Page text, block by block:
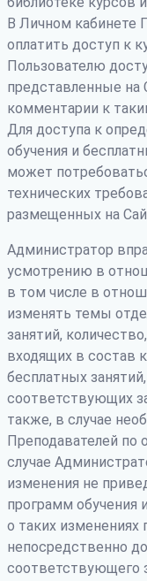
В Личном кабинете
оплатить доступ к
Пользователю
представленные на
комментарии к
Для доступа к
обучения и
может
технических
размещенных на
Администратор
усмотрению в
в том числе в
изменять темы
занятий,
входящих в состав
бесплатных
соответствующих
также, в случае
Преподавателей по
случае
изменения не
программ обучения
о таких изменениях
непосредственно
соответствующего